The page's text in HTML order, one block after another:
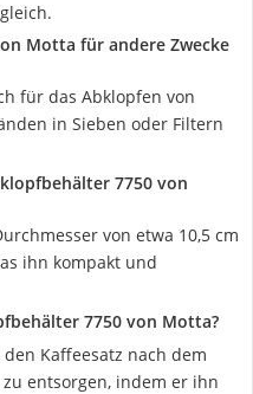
Motta für andere Zwecke
für das Abklopfen von
in Sieben oder Filtern
7750 von
von etwa 10,5 cm
ihn kompakt und
7750 von Motta?
Kaffeesatz nach dem
entsorgen, indem er ihn